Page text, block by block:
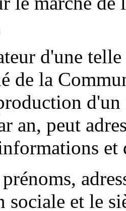
d'une telle
de la
d'un
an, peut
et
sociale et le